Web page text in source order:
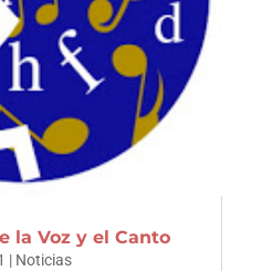
la Voz y el Canto
| Noticias